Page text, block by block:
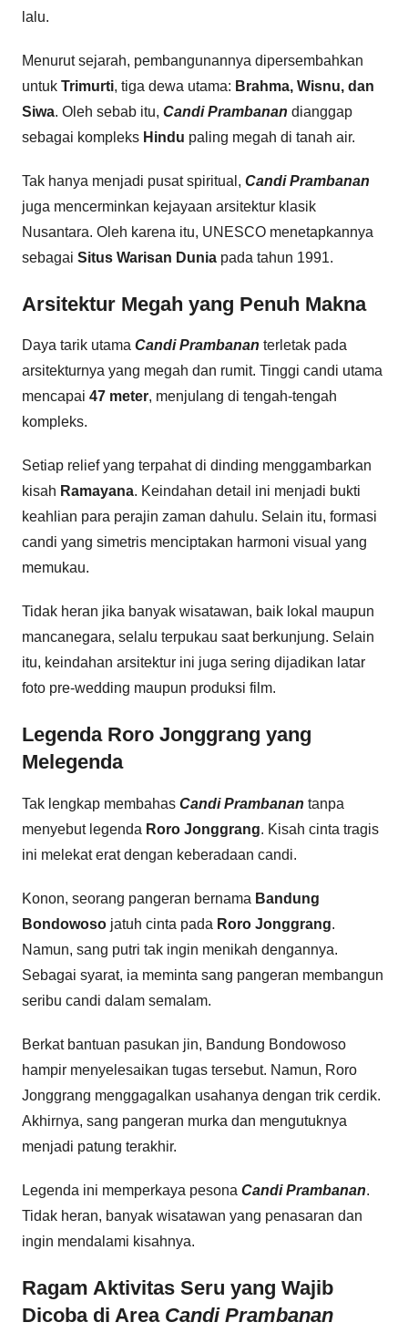
lalu.
Menurut sejarah, pembangunannya dipersembahkan
untuk Trimurti, tiga dewa utama: Brahma, Wisnu, dan
Siwa. Oleh sebab itu, Candi Prambanan dianggap
sebagai kompleks Hindu paling megah di tanah air.
Tak hanya menjadi pusat spiritual, Candi Prambanan
juga mencerminkan kejayaan arsitektur klasik
Nusantara. Oleh karena itu, UNESCO menetapkannya
sebagai Situs Warisan Dunia pada tahun 1991.
Arsitektur Megah yang Penuh Makna
Daya tarik utama Candi Prambanan terletak pada
arsitekturnya yang megah dan rumit. Tinggi candi utama
mencapai 47 meter, menjulang di tengah-tengah
kompleks.
Setiap relief yang terpahat di dinding menggambarkan
kisah Ramayana. Keindahan detail ini menjadi bukti
keahlian para perajin zaman dahulu. Selain itu, formasi
candi yang simetris menciptakan harmoni visual yang
memukau.
Tidak heran jika banyak wisatawan, baik lokal maupun
mancanegara, selalu terpukau saat berkunjung. Selain
itu, keindahan arsitektur ini juga sering dijadikan latar
foto pre-wedding maupun produksi film.
Legenda Roro Jonggrang yang
Melegenda
Tak lengkap membahas Candi Prambanan tanpa
menyebut legenda Roro Jonggrang. Kisah cinta tragis
ini melekat erat dengan keberadaan candi.
Konon, seorang pangeran bernama Bandung
Bondowoso jatuh cinta pada Roro Jonggrang.
Namun, sang putri tak ingin menikah dengannya.
Sebagai syarat, ia meminta sang pangeran membangun
seribu candi dalam semalam.
Berkat bantuan pasukan jin, Bandung Bondowoso
hampir menyelesaikan tugas tersebut. Namun, Roro
Jonggrang menggagalkan usahanya dengan trik cerdik.
Akhirnya, sang pangeran murka dan mengutuknya
menjadi patung terakhir.
Legenda ini memperkaya pesona Candi Prambanan.
Tidak heran, banyak wisatawan yang penasaran dan
ingin mendalami kisahnya.
Ragam Aktivitas Seru yang Wajib
Dicoba di Area Candi Prambanan